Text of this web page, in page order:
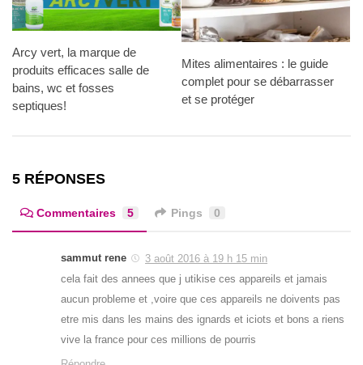
Arcy vert, la marque de
produits efficaces salle de
bains, wc et fosses
septiques!
Mites alimentaires : le guide
complet pour se débarrasser
et se protéger
5 RÉPONSES
Commentaires 5 Pings 0
sammut rene
3 août 2016 à 19 h 15 min
cela fait des annees que j utikise ces appareils et jamais
aucun probleme et ,voire que ces appareils ne doivents pas
etre mis dans les mains des ignards et iciots et bons a riens
vive la france pour ces millions de pourris